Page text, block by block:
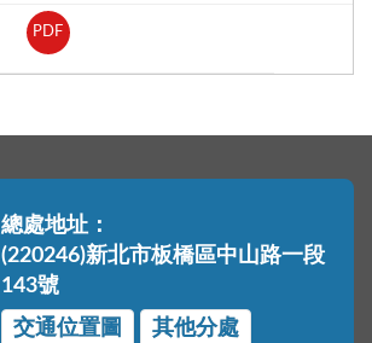
PDF
總處地址：
(220246)新北市板橋區中山路一段
143號
交通位置圖
其他分處